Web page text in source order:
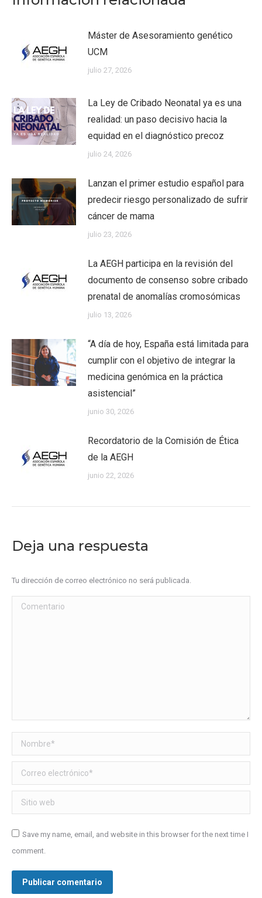
Máster de Asesoramiento genético
UCM
julio 27, 2026
La Ley de Cribado Neonatal ya es una
realidad: un paso decisivo hacia la
equidad en el diagnóstico precoz
julio 24, 2026
Lanzan el primer estudio español para
predecir riesgo personalizado de sufrir
cáncer de mama
julio 23, 2026
La AEGH participa en la revisión del
documento de consenso sobre cribado
prenatal de anomalías cromosómicas
julio 13, 2026
“A día de hoy, España está limitada para
cumplir con el objetivo de integrar la
medicina genómica en la práctica
asistencial”
junio 30, 2026
Recordatorio de la Comisión de Ética
de la AEGH
junio 22, 2026
Deja una respuesta
Tu dirección de correo electrónico no será publicada.
Comentario
Nombre *
Correo electrónico *
Sitio web
Save my name, email, and website in this browser for the next time I
comment.
Publicar comentario